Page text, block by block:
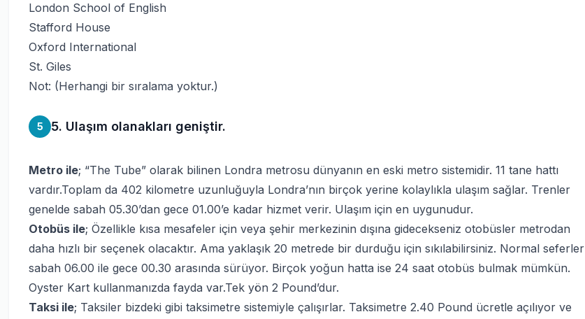
London School of English
Stafford House
Oxford International
St. Giles
Not: (Herhangi bir sıralama yoktur.)
5 5. Ulaşım olanakları geniştir.
Metro ile; “The Tube” olarak bilinen Londra metrosu dünyanın en eski metro sistemidir. 11 tane hattı
vardır.Toplam da 402 kilometre uzunluğuyla Londra’nın birçok yerine kolaylıkla ulaşım sağlar. Trenler
genelde sabah 05.30’dan gece 01.00’e kadar hizmet verir. Ulaşım için en uygunudur.
Otobüs ile; Özellikle kısa mesafeler için veya şehir merkezinin dışına gidecekseniz otobüsler metrodan
daha hızlı bir seçenek olacaktır. Ama yaklaşık 20 metrede bir durduğu için sıkılabilirsiniz. Normal seferler
sabah 06.00 ile gece 00.30 arasında sürüyor. Birçok yoğun hatta ise 24 saat otobüs bulmak mümkün.
Oyster Kart kullanmanızda fayda var.Tek yön 2 Pound’dur.
Taksi ile; Taksiler bizdeki gibi taksimetre sistemiyle çalışırlar. Taksimetre 2.40 Pound ücretle açılıyor ve